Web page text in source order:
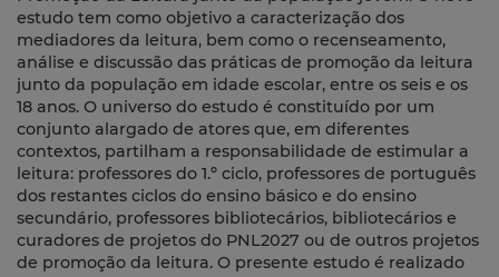
estudo tem como objetivo a caracterização dos
mediadores da leitura, bem como o recenseamento,
análise e discussão das práticas de promoção da leitura
junto da população em idade escolar, entre os seis e os
18 anos. O universo do estudo é constituído por um
conjunto alargado de atores que, em diferentes
contextos, partilham a responsabilidade de estimular a
leitura: professores do 1.º ciclo, professores de português
dos restantes ciclos do ensino básico e do ensino
secundário, professores bibliotecários, bibliotecários e
curadores de projetos do PNL2027 ou de outros projetos
de promoção da leitura. O presente estudo é realizado